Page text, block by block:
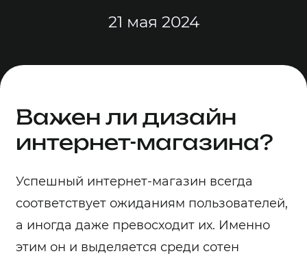
21 мая 2024
Важен ли дизайн
интернет-магазина?
Успешный интернет-магазин всегда
соответствует ожиданиям пользователей,
а иногда даже превосходит их. Именно
этим он и выделяется среди сотен